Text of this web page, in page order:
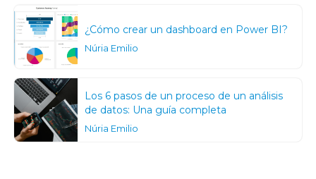
¿Cómo crear un dashboard en Power BI?
Núria Emilio
Los 6 pasos de un proceso de un análisis
de datos: Una guía completa
Núria Emilio